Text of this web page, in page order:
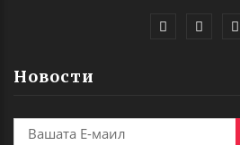
Новости